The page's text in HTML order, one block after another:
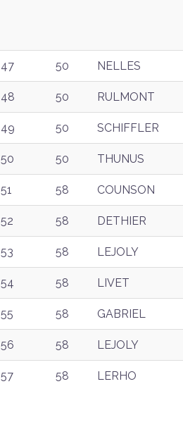
47 50 NELLES
48 50 RULMONT
49 50 SCHIFFLER
50 50 THUNUS
51 58 COUNSON
52 58 DETHIER
53 58 LEJOLY
54 58 LIVET
55 58 GABRIEL
56 58 LEJOLY
57 58 LERHO